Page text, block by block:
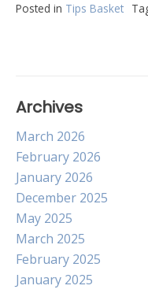
Posted in Tips Basket
Archives
March 2026
February 2026
January 2026
December 2025
May 2025
March 2025
February 2025
January 2025